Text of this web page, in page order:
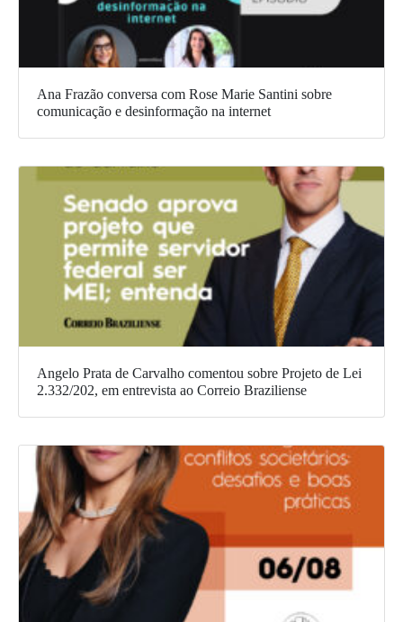
Ana Frazão conversa com Rose Marie Santini sobre
comunicação e desinformação na internet
Angelo Prata de Carvalho comentou sobre Projeto de Lei
2.332/202, em entrevista ao Correio Braziliense